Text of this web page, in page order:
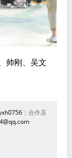
帅刚、吴文
；合作及